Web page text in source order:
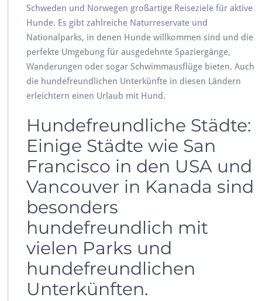
Schweden und Norwegen großartige Reiseziele für aktive
Hunde. Es gibt zahlreiche Naturreservate und
Nationalparks, in denen Hunde willkommen sind und die
perfekte Umgebung für ausgedehnte Spaziergänge,
Wanderungen oder sogar Schwimmausflüge bieten. Auch
die hundefreundlichen Unterkünfte in diesen Ländern
erleichtern einen Urlaub mit Hund.
Hundefreundliche Städte:
Einige Städte wie San
Francisco in den USA und
Vancouver in Kanada sind
besonders
hundefreundlich mit
vielen Parks und
hundefreundlichen
Unterkünften.